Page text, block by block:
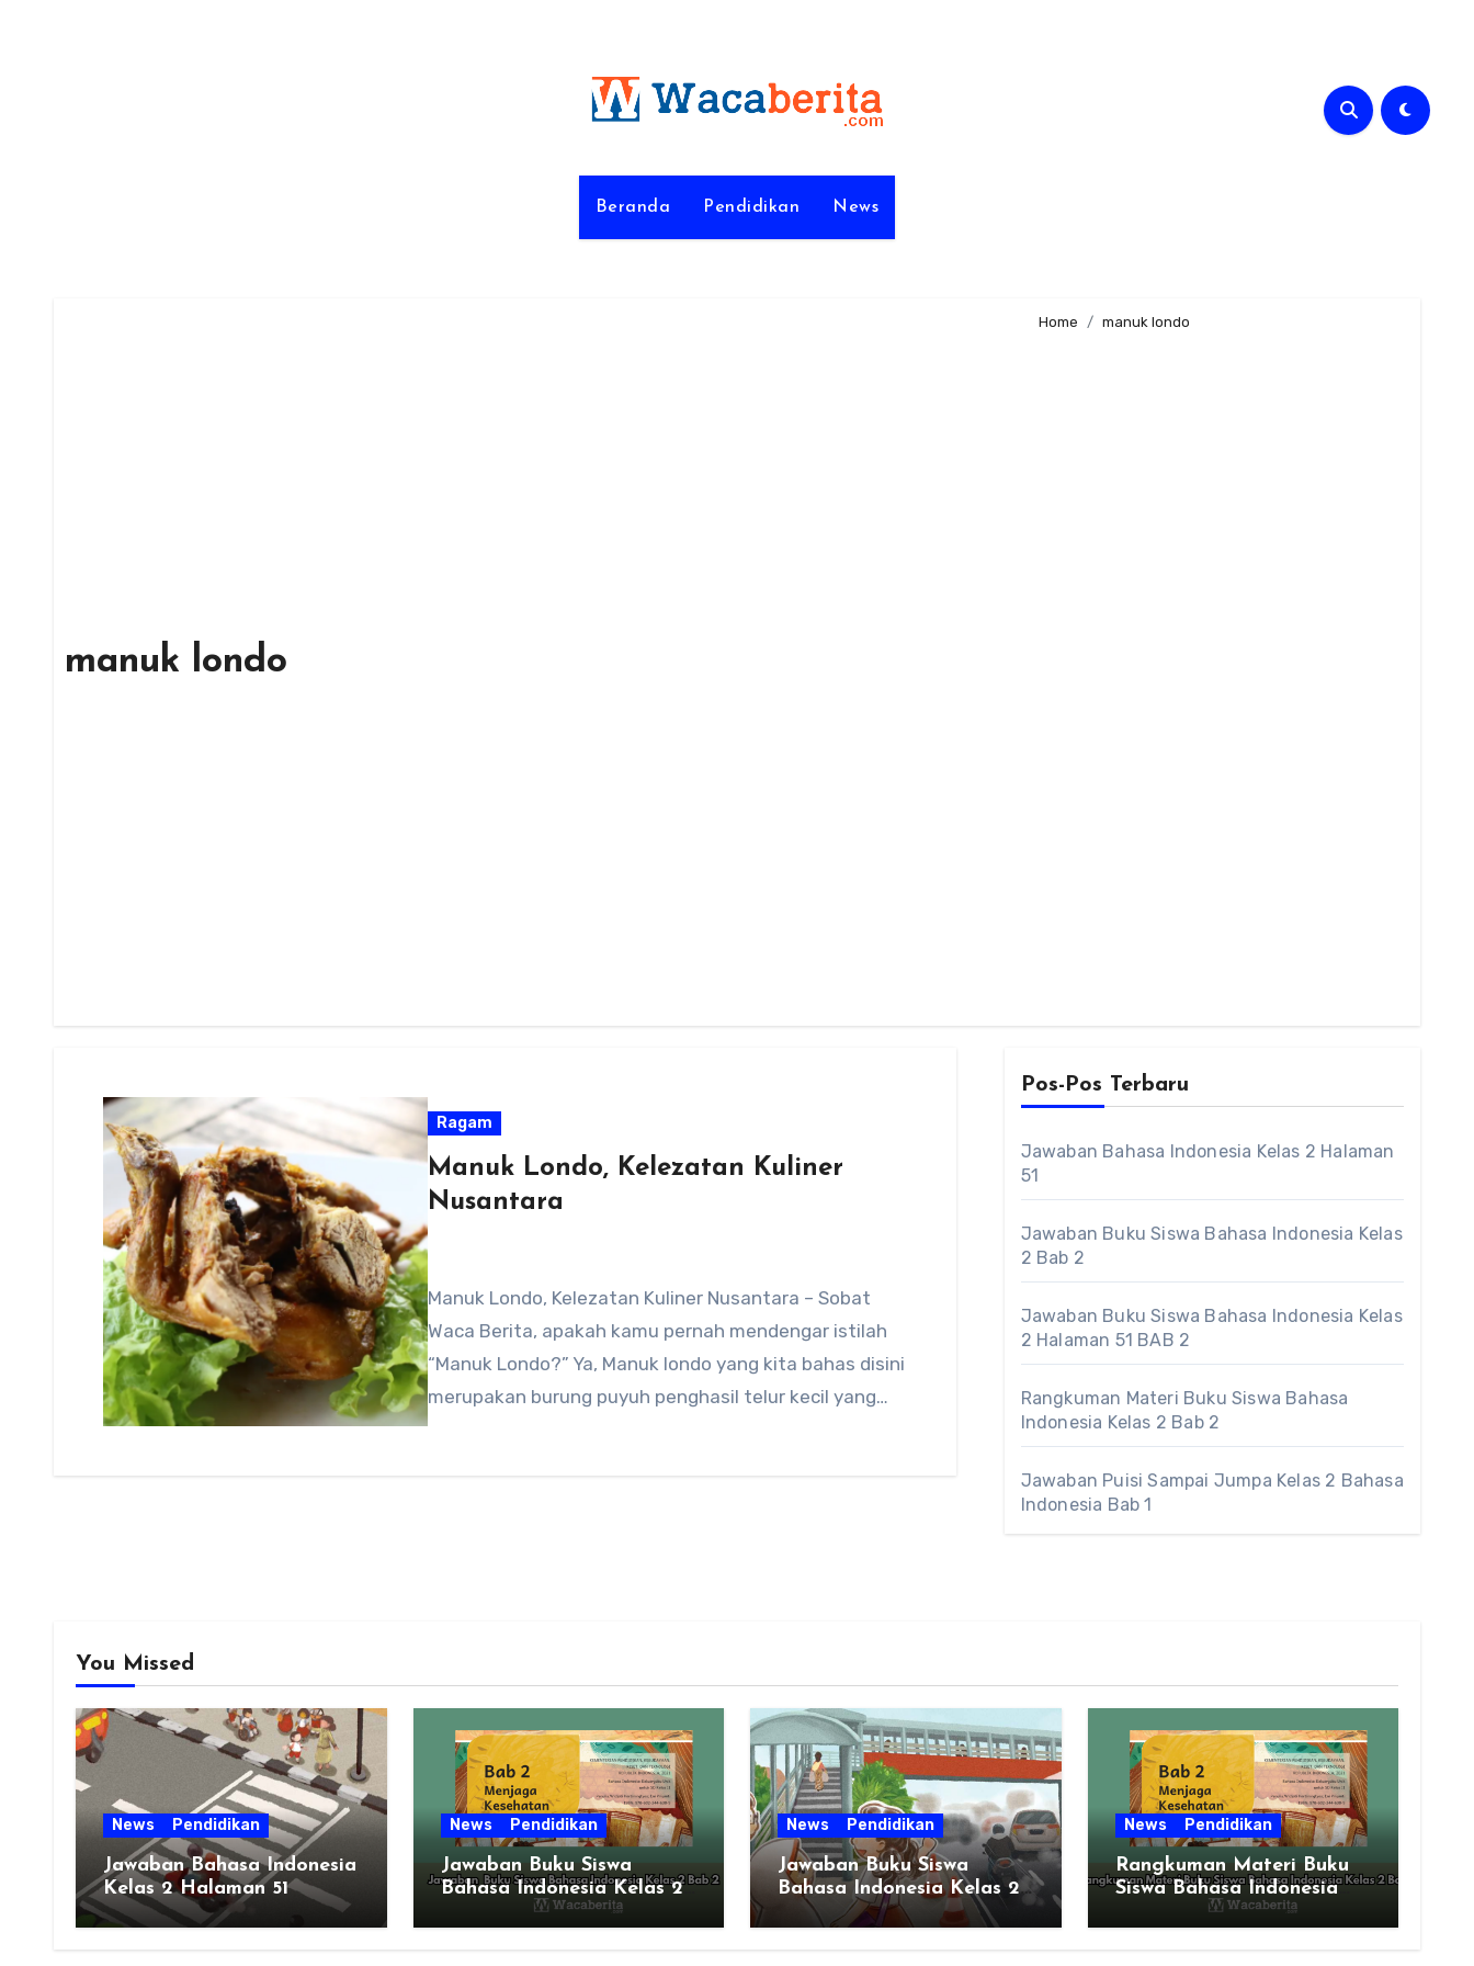
Beranda Pendidikan News
manuk londo
Home manuk londo
Ragam
Manuk Londo, Kelezatan Kuliner
Nusantara
Manuk Londo, Kelezatan Kuliner Nusantara – Sobat
Waca Berita, apakah kamu pernah mendengar istilah
“Manuk Londo?” Ya, Manuk londo yang kita bahas disini
merupakan burung puyuh penghasil telur kecil yang…
Pos-Pos Terbaru
Jawaban Bahasa Indonesia Kelas 2 Halaman
51
Jawaban Buku Siswa Bahasa Indonesia Kelas
2 Bab 2
Jawaban Buku Siswa Bahasa Indonesia Kelas
2 Halaman 51 BAB 2
Rangkuman Materi Buku Siswa Bahasa
Indonesia Kelas 2 Bab 2
Jawaban Puisi Sampai Jumpa Kelas 2 Bahasa
Indonesia Bab 1
You Missed
News Pendidikan
Jawaban Bahasa Indonesia
Kelas 2 Halaman 51
News Pendidikan
Jawaban Buku Siswa
Bahasa Indonesia Kelas 2
News Pendidikan
Jawaban Buku Siswa
Bahasa Indonesia Kelas 2
Halaman 51 BAB 2
News Pendidikan
Rangkuman Materi Buku
Siswa Bahasa Indonesia
Kelas 2 Bab 2